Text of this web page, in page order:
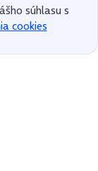
súhlasu s
cookies